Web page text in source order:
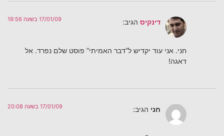
דינקיס הגיב: 17/01/09 בשעה 19:56
חני. אני עוד יקדיש ל”דבר האמיתי” פוסט שלם נפרד. אל
דאגה!
חני הגיב: 17/01/09 בשעה 20:08